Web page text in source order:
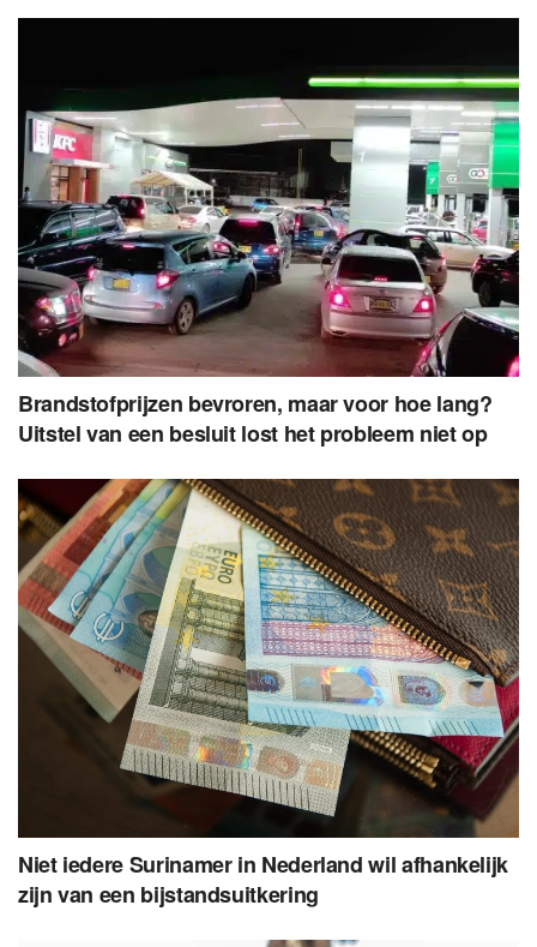
Brandstofprijzen bevroren, maar voor hoe lang?
Uitstel van een besluit lost het probleem niet op
Niet iedere Surinamer in Nederland wil afhankelijk
zijn van een bijstandsuitkering